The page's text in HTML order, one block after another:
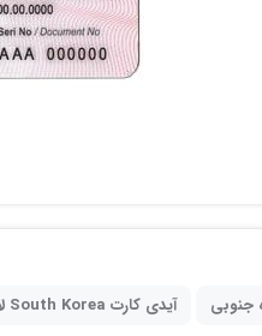
آیدی کارت South Korea لایه باز